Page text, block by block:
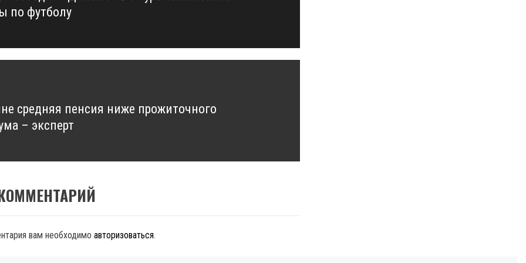
по футболу
средняя пенсия ниже прожиточного
– эксперт
вам необходимо авторизоваться.